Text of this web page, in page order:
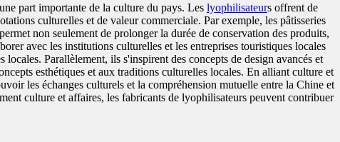
part importante de la culture du pays. Les lyophilisateurs offrent de
culturelles et de valeur commerciale. Par exemple, les pâtisseries
non seulement de prolonger la durée de conservation des produits,
avec les institutions culturelles et les entreprises touristiques locales
Parallèlement, ils s'inspirent des concepts de design avancés et
esthétiques et aux traditions culturelles locales. En alliant culture et
les échanges culturels et la compréhension mutuelle entre la Chine et
culture et affaires, les fabricants de lyophilisateurs peuvent contribuer